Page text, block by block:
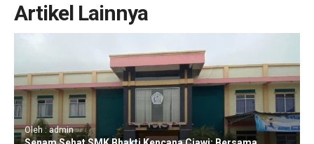
Artikel Lainnya
Oleh : admin